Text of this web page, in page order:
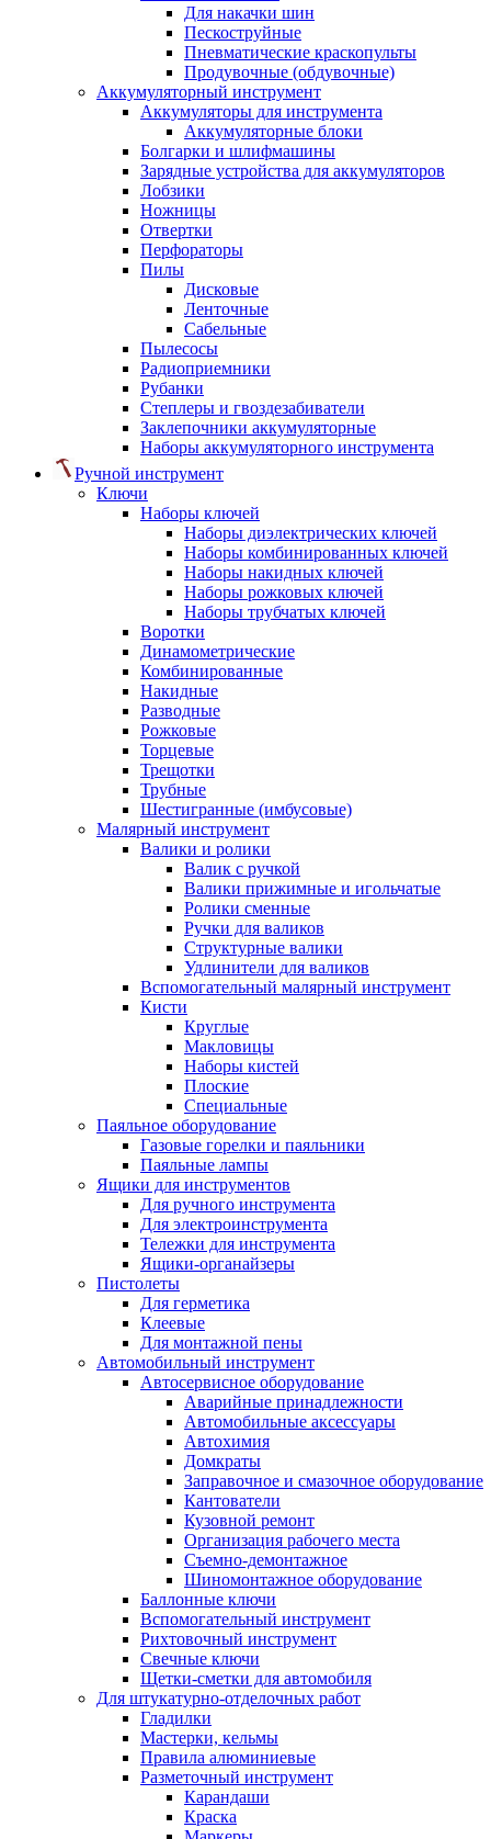
Для накачки шин
Пескоструйные
Пневматические краскопульты
Продувочные (обдувочные)
Аккумуляторный инструмент
Аккумуляторы для инструмента
Аккумуляторные блоки
Болгарки и шлифмашины
Зарядные устройства для аккумуляторов
Лобзики
Ножницы
Отвертки
Перфораторы
Пилы
Дисковые
Ленточные
Сабельные
Пылесосы
Радиоприемники
Рубанки
Степлеры и гвоздезабиватели
Заклепочники аккумуляторные
Наборы аккумуляторного инструмента
Ручной инструмент
Ключи
Наборы ключей
Наборы диэлектрических ключей
Наборы комбинированных ключей
Наборы накидных ключей
Наборы рожковых ключей
Наборы трубчатых ключей
Воротки
Динамометрические
Комбинированные
Накидные
Разводные
Рожковые
Торцевые
Трещотки
Трубные
Шестигранные (имбусовые)
Малярный инструмент
Валики и ролики
Валик с ручкой
Валики прижимные и игольчатые
Ролики сменные
Ручки для валиков
Структурные валики
Удлинители для валиков
Вспомогательный малярный инструмент
Кисти
Круглые
Макловицы
Наборы кистей
Плоские
Специальные
Паяльное оборудование
Газовые горелки и паяльники
Паяльные лампы
Ящики для инструментов
Для ручного инструмента
Для электроинструмента
Тележки для инструмента
Ящики-органайзеры
Пистолеты
Для герметика
Клеевые
Для монтажной пены
Автомобильный инструмент
Автосервисное оборудование
Аварийные принадлежности
Автомобильные аксессуары
Автохимия
Домкраты
Заправочное и смазочное оборудование
Кантователи
Кузовной ремонт
Организация рабочего места
Съемно-демонтажное
Шиномонтажное оборудование
Баллонные ключи
Вспомогательный инструмент
Рихтовочный инструмент
Свечные ключи
Щетки-сметки для автомобиля
Для штукатурно-отделочных работ
Гладилки
Мастерки, кельмы
Правила алюминиевые
Разметочный инструмент
Карандаши
Краска